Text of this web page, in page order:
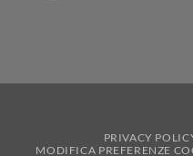
PRIVACY
MODIFICA PREFERENZE